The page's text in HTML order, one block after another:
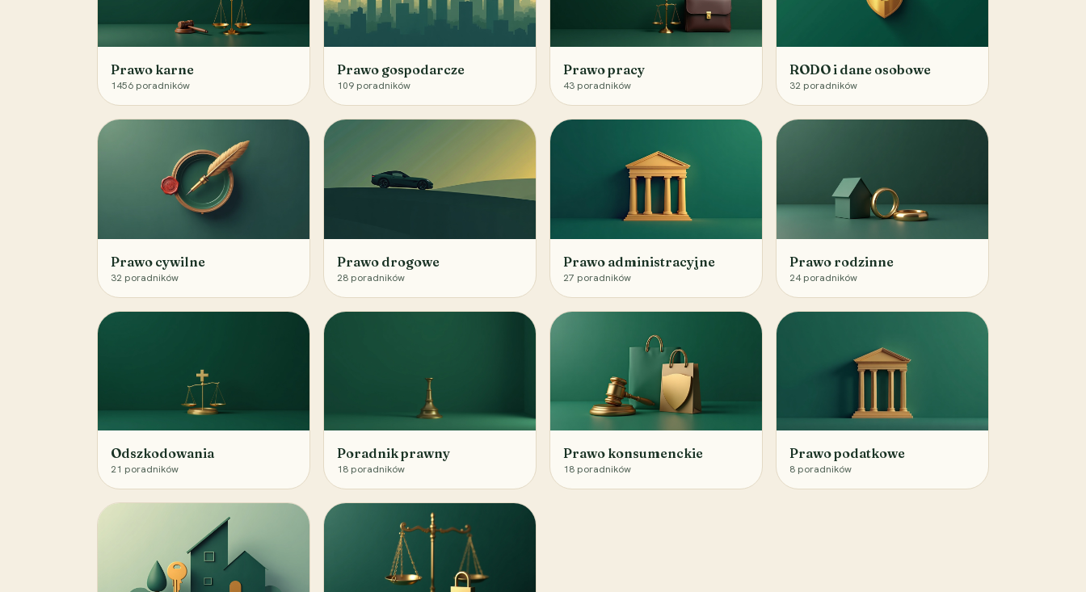
Prawo karne
1456 poradników
Prawo gospodarcze
109 poradników
Prawo pracy
43 poradników
RODO i dane osobowe
32 poradników
Prawo cywilne
32 poradników
Prawo drogowe
28 poradników
Prawo administracyjne
27 poradników
Prawo rodzinne
24 poradników
Odszkodowania
21 poradników
Poradnik prawny
18 poradników
Prawo konsumenckie
18 poradników
Prawo podatkowe
8 poradników